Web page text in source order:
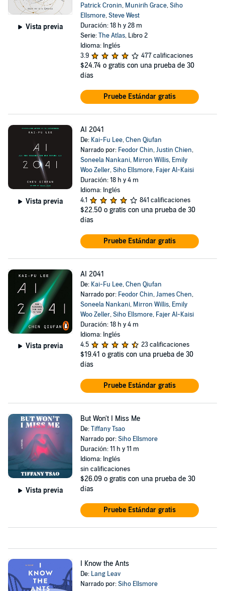
Vista previa
Patrick Cronin, Munirih Grace,Siho
Ellsmore,Steve West
Duración: 18 h y 28 m
Serie:The Atlas, Libro 2
Idioma: Inglés
3.9
477 calificaciones
$24.74 o gratis con una prueba de 30
días
Pruebe Estándar gratis
Vista previa
AI 2041
De: Kai-Fu Lee,Chen Qiufan
Narrado por: Feodor Chin,Justin Chien,
Soneela Nankani, Mirron Willis, Emily
Woo Zeller,Siho Ellsmore, Fajer Al-Kaisi
Duración: 18 h y 4 m
Idioma: Inglés
4.1
841 calificaciones
$22.50 o gratis con una prueba de 30
días
Pruebe Estándar gratis
Vista previa
AI 2041
De: Kai-Fu Lee,Chen Qiufan
Narrado por: Feodor Chin,James Chen,
Soneela Nankani, Mirron Willis, Emily
Woo Zeller,Siho Ellsmore, Fajer Al-Kaisi
Duración: 18 h y 4 m
Idioma: Inglés
4.5
23 calificaciones
$19.41 o gratis con una prueba de 30
días
Pruebe Estándar gratis
Vista previa
But Won't I Miss Me
De:Tiffany Tsao
Narrado por:Siho Ellsmore
Duración: 11 h y 11 m
Idioma: Inglés
sin calificaciones
$26.09 o gratis con una prueba de 30
días
Pruebe Estándar gratis
I Know the Ants
De: Lang Leav
Narrado por:Siho Ellsmore